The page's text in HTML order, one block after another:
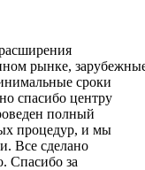
рынке,
сроки
спасибо центру
полный
процедур, и мы
Все сделано
Спасибо за